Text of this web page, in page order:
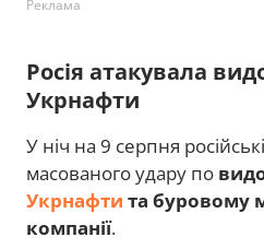
Реклама
Росія атакувала
Укрнафти
У ніч на 9 серпня
масованого удару по
Укрнафти та буровому
компанії.